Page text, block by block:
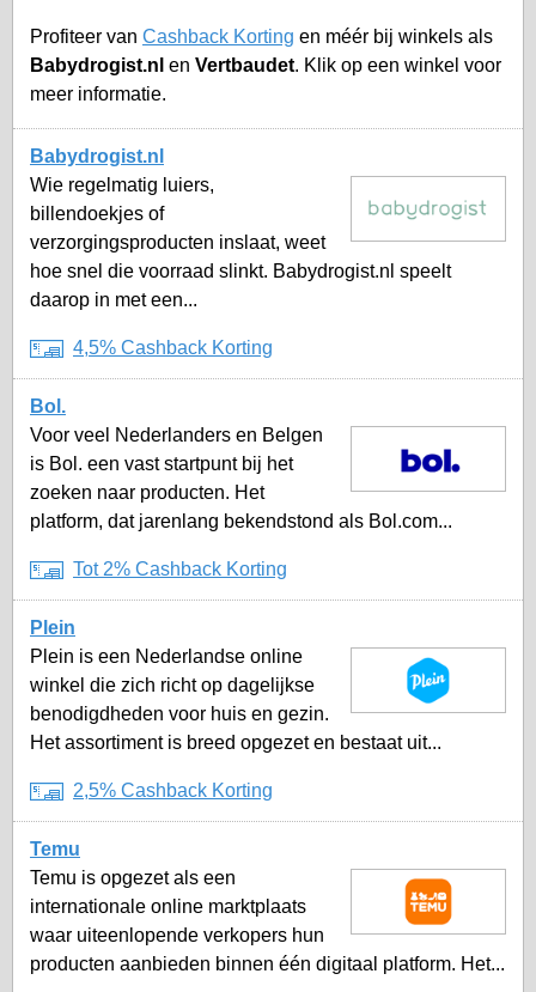
Profiteer van Cashback Korting en méér bij winkels als
Babydrogist.nl en Vertbaudet. Klik op een winkel voor
meer informatie.
Babydrogist.nl
Wie regelmatig luiers,
billendoekjes of
verzorgingsproducten inslaat, weet
hoe snel die voorraad slinkt. Babydrogist.nl speelt
daarop in met een...
4,5% Cashback Korting
Bol.
Voor veel Nederlanders en Belgen
is Bol. een vast startpunt bij het
zoeken naar producten. Het
platform, dat jarenlang bekendstond als Bol.com...
Tot 2% Cashback Korting
Plein
Plein is een Nederlandse online
winkel die zich richt op dagelijkse
benodigdheden voor huis en gezin.
Het assortiment is breed opgezet en bestaat uit...
2,5% Cashback Korting
Temu
Temu is opgezet als een
internationale online marktplaats
waar uiteenlopende verkopers hun
producten aanbieden binnen één digitaal platform. Het...